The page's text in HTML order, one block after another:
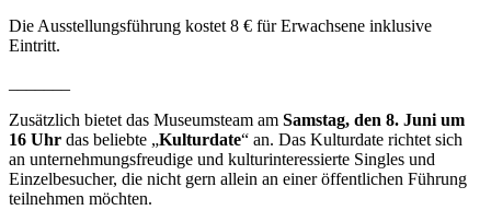
Die Ausstellungsführung kostet 8 € für Erwachsene inklusive
Eintritt.
Zusätzlich bietet das Museumsteam am Samstag, den 8. Juni um
16 Uhr das beliebte „Kulturdate“ an. Das Kulturdate richtet sich
an unternehmungsfreudige und kulturinteressierte Singles und
Einzelbesucher, die nicht gern allein an einer öffentlichen Führung
teilnehmen möchten.